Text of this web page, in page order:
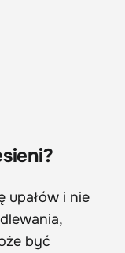
upałów i nie
być